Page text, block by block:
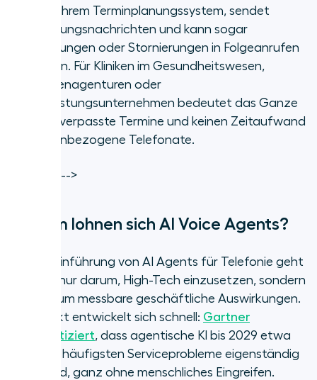
direkt in Ihrem Terminplanungssystem, sendet
Bestätigungsnachrichten und kann sogar
Umbuchungen oder Stornierungen in Folgeanrufen
abwickeln. Für Kliniken im Gesundheitswesen,
Immobilienagenturen oder
Dienstleistungsunternehmen bedeutet das Ganze
weniger verpasste Termine und keinen Zeitaufwand
für terminbezogene Telefonate.
<!-- CTA -->
Warum lohnen sich AI Voice Agents?
Bei der Einführung von AI Agents für Telefonie geht
es nicht nur darum, High-Tech einzusetzen, sondern
es geht um messbare geschäftliche Auswirkungen.
Der Markt entwickelt sich schnell: Gartner
prognostiziert, dass agentische KI bis 2029 etwa
80 % der häufigsten Serviceprobleme eigenständig
lösen wird, ganz ohne menschliches Eingreifen.